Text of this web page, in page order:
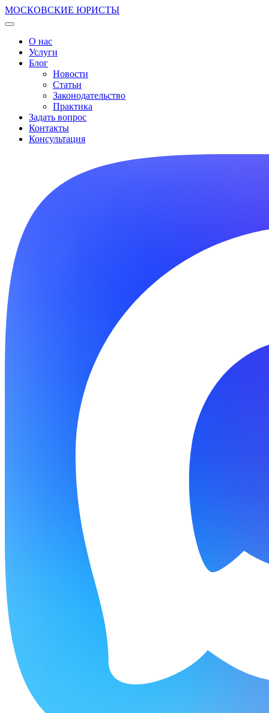
МОСКОВСКИЕ ЮРИСТЫ
О нас
Услуги
Блог
Новости
Статьи
Законодательство
Практика
Задать вопрос
Контакты
Консультация